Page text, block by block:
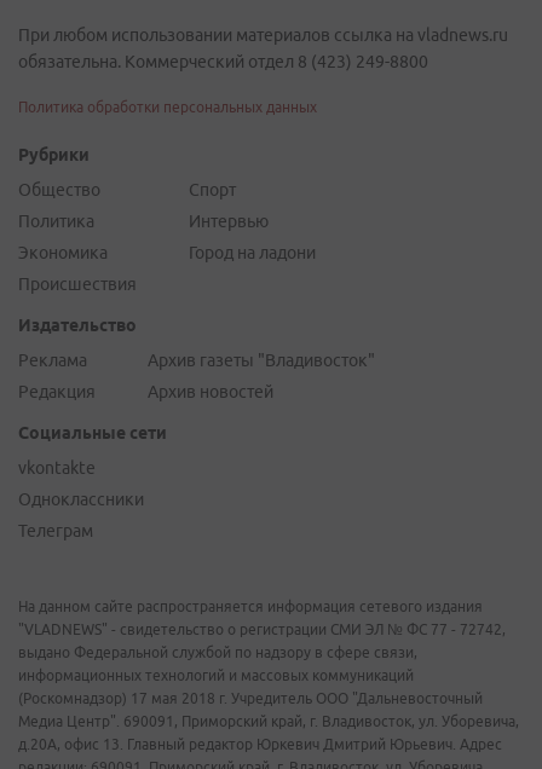
При любом использовании материалов ссылка на vladnews.ru
обязательна. Коммерческий отдел 8 (423) 249-8800
Политика обработки персональных данных
Рубрики
Общество
Политика
Экономика
Происшествия
Спорт
Интервью
Город на ладони
Издательство
Реклама
Редакция
Архив газеты "Владивосток"
Архив новостей
Социальные сети
vkontakte
Одноклассники
Телеграм
На данном сайте распространяется информация сетевого издания
"VLADNEWS" - свидетельство о регистрации СМИ ЭЛ № ФС 77 - 72742,
выдано Федеральной службой по надзору в сфере связи,
информационных технологий и массовых коммуникаций
(Роскомнадзор) 17 мая 2018 г. Учредитель ООО "Дальневосточный
Медиа Центр". 690091, Приморский край, г. Владивосток, ул. Уборевича,
д.20А, офис 13. Главный редактор Юркевич Дмитрий Юрьевич. Адрес